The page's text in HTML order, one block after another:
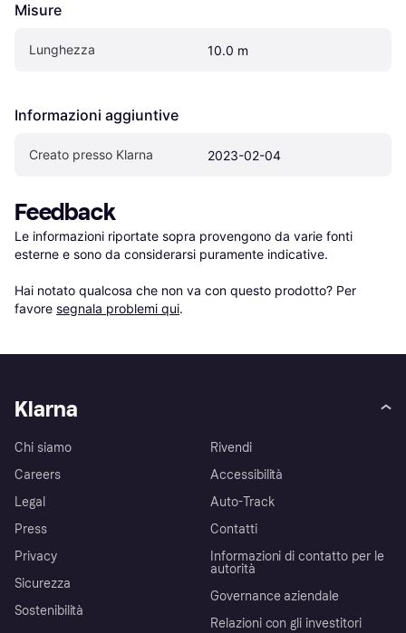
Misure
Lunghezza 10.0 m
Informazioni aggiuntive
Creato presso Klarna 2023-02-04
Feedback
Le informazioni riportate sopra provengono da varie fonti
esterne e sono da considerarsi puramente indicative.
Hai notato qualcosa che non va con questo prodotto? Per
favore segnala problemi qui.
Klarna
Chi siamo
Careers
Legal
Press
Privacy
Sicurezza
Sostenibilità
Rivendi
Accessibilità
Auto-Track
Contatti
Informazioni di contatto per le
autorità
Governance aziendale
Relazioni con gli investitori